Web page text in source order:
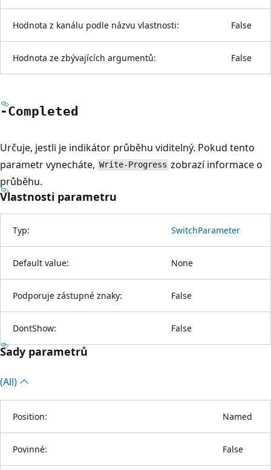
Hodnota z kanálu podle názvu vlastnosti: False
Hodnota ze zbývajících argumentů: False
-Completed
Určuje, jestli je indikátor průběhu viditelný. Pokud tento
parametr vynecháte, Write-Progress zobrazí informace o
průběhu.
Vlastnosti parametru
Typ: SwitchParameter
Default value: None
Podporuje zástupné znaky: False
DontShow: False
Sady parametrů
(All)
Position: Named
Povinné: False